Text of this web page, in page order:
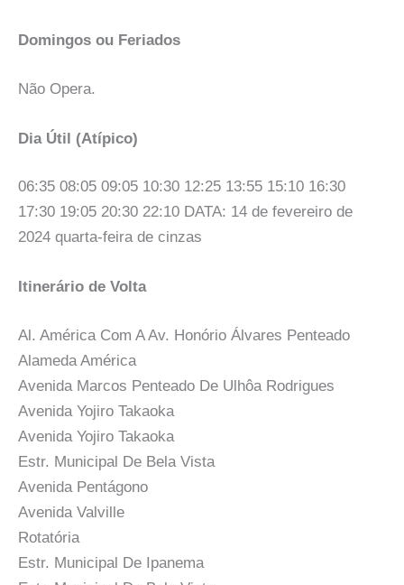
Domingos ou Feriados
Não Opera.
Dia Útil (Atípico)
06:35 08:05 09:05 10:30 12:25 13:55 15:10 16:30
17:30 19:05 20:30 22:10 DATA: 14 de fevereiro de
2024 quarta-feira de cinzas
Itinerário de Volta
Al. América Com A Av. Honório Álvares Penteado
Alameda América
Avenida Marcos Penteado De Ulhôa Rodrigues
Avenida Yojiro Takaoka
Avenida Yojiro Takaoka
Estr. Municipal De Bela Vista
Avenida Pentágono
Avenida Valville
Rotatória
Estr. Municipal De Ipanema